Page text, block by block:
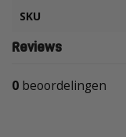
SKU
Reviews
0 beoordelingen